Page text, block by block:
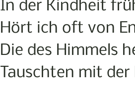
In der Kindheit
Hört ich oft von
Die des Himmels
Tauschten mit der